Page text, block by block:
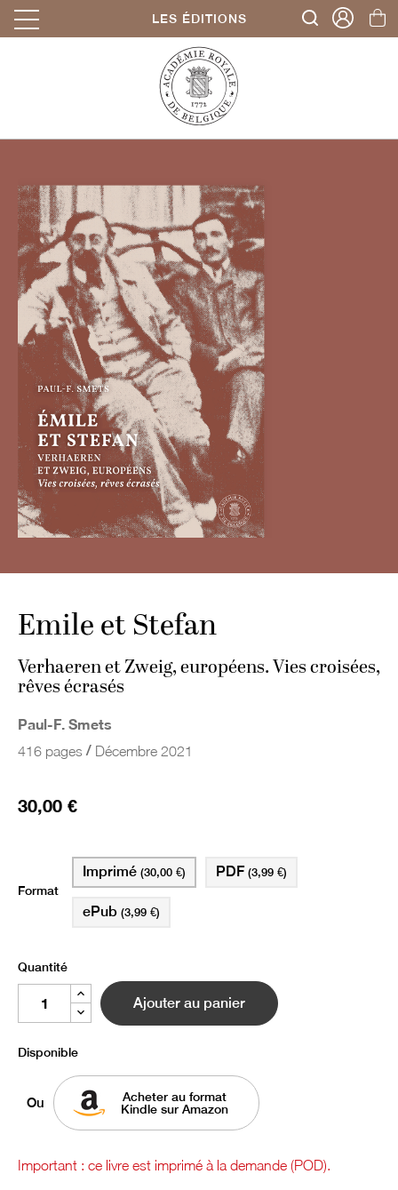
LES ÉDITIONS
Emile et Stefan
Verhaeren et Zweig, européens. Vies croisées,
rêves écrasés
Paul-F. Smets
416 pages / Décembre 2021
30,00 €
Format
Imprimé (30,00 €)
ePub (3,99 €)
PDF (3,99 €)
Quantité
Ajouter au panier
Disponible
Ou
Acheter au format
Kindle sur Amazon
Important : ce livre est imprimé à la demande (POD).